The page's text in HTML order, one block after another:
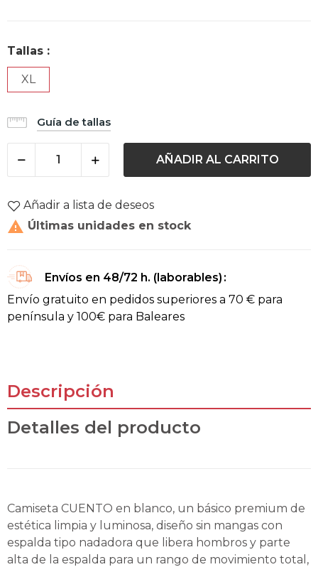
Tallas :
XL
Guía de tallas
AÑADIR AL CARRITO
Añadir a lista de deseos
 Últimas unidades en stock
Envíos en 48/72 h. (laborables)
Envío gratuito en pedidos superiores a 70 € para
península y 100€ para Baleares
Descripción
Detalles del producto
Camiseta CUENTO en blanco, un básico premium de
estética limpia y luminosa, diseño sin mangas con
espalda tipo nadadora que libera hombros y parte
alta de la espalda para un rango de movimiento total,